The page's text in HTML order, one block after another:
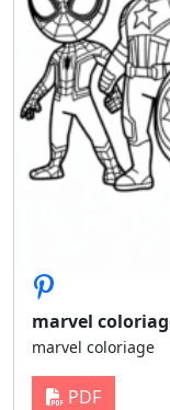
marvel
marvel coloriage
PDF